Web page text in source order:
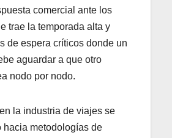
comercial ante los
trae la temporada alta y
de espera críticos donde un
aguardar a que otro
nodo por nodo.
la industria de viajes se
hacia metodologías de